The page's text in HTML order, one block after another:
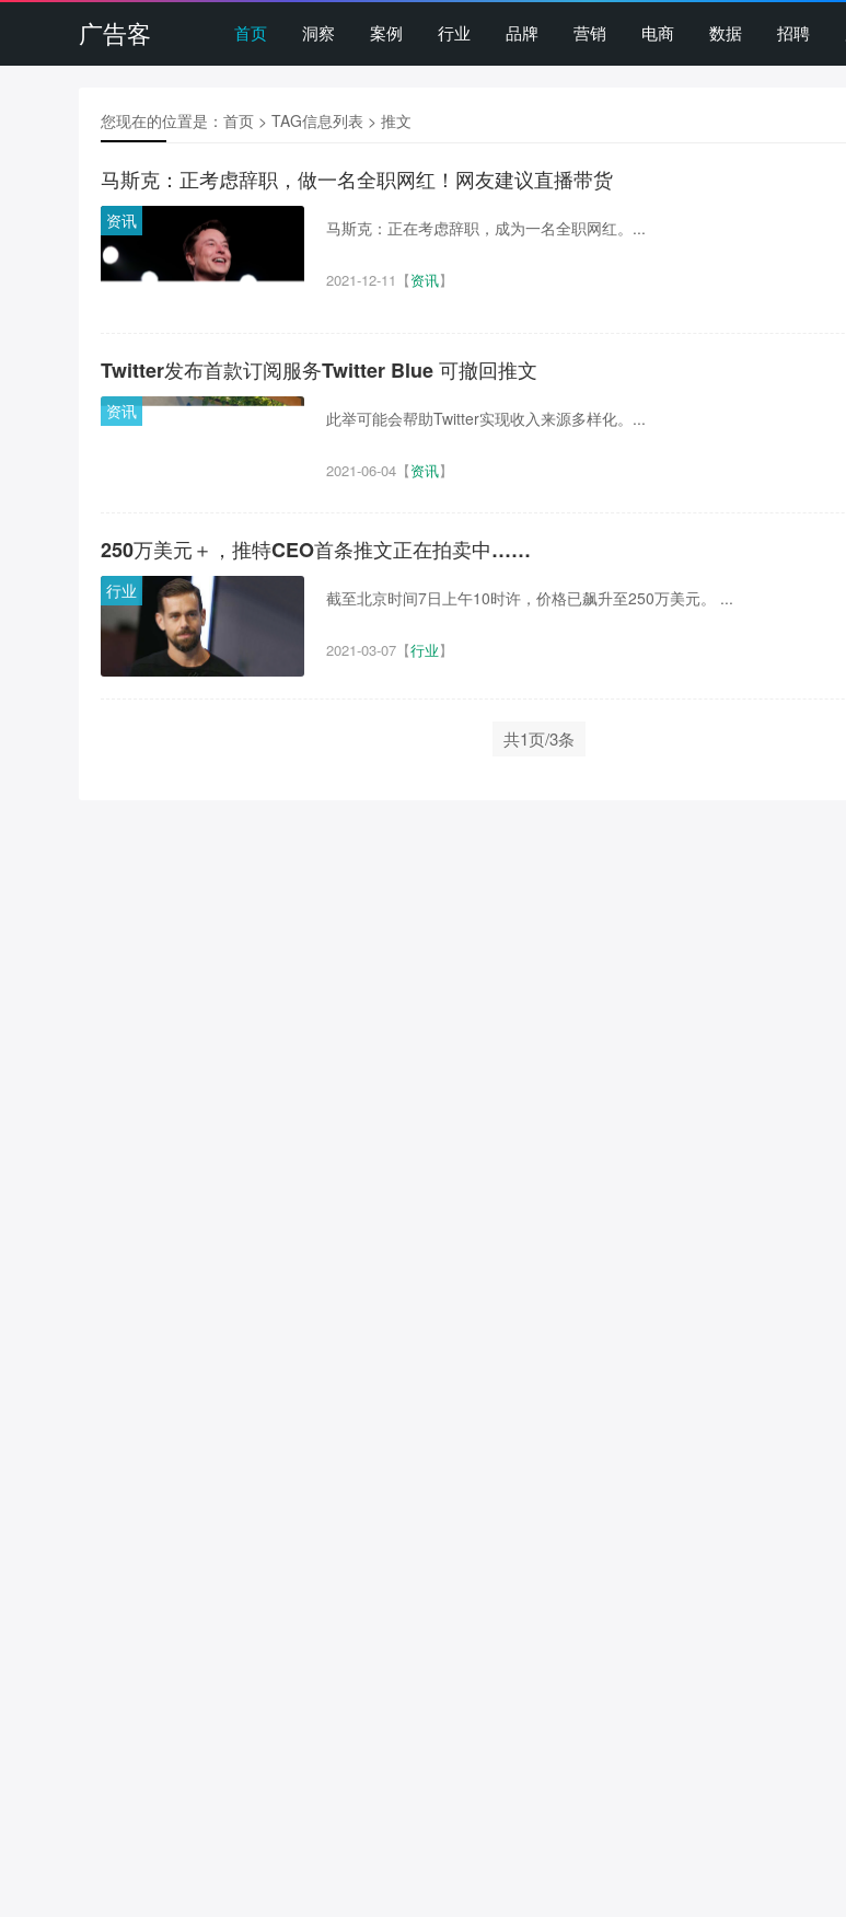
广告客 首页 洞察 案例 行业 品牌 营销 电商 数据 招聘
您现在的位置是： 首页 > TAG信息列表 > 推文
马斯克：正考虑辞职，做一名全职网红！网友建议直播带货
资讯 马斯克：正在考虑辞职，成为一名全职网红。...
2021-12-11 【资讯】
Twitter发布首款订阅服务Twitter Blue 可撤回推文
资讯 此举可能会帮助Twitter实现收入来源多样化。...
2021-06-04【资讯】
250万美元＋，推特CEO首条推文正在拍卖中……
行业 截至北京时间7日上午10时许，价格已飙升至250万美元。 ...
2021-03-07【行业】
共1页/3条